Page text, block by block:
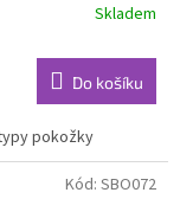
Skladem
Do košíku
pokožky
Kód: SBO072